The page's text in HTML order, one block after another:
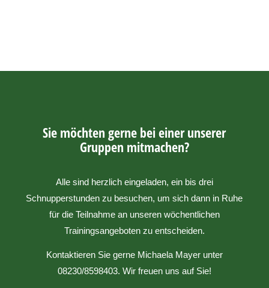
Sie möchten gerne bei einer unserer
Gruppen mitmachen?
Alle sind herzlich eingeladen, ein bis drei
Schnupperstunden zu besuchen, um sich dann in Ruhe
für die Teilnahme an unseren wöchentlichen
Trainingsangeboten zu entscheiden.
Kontaktieren Sie gerne Michaela Mayer unter
08230/8598403. Wir freuen uns auf Sie!